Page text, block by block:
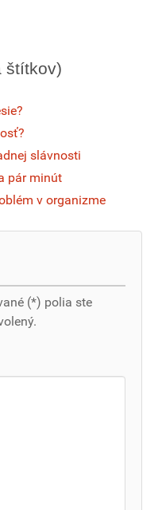
štítkov)
slávnosti
pár minút
v organizme
(*) polia ste